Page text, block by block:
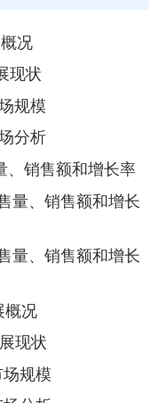
况
现状
规模
分析
、销售额和增长率
量、销售额和增长
量、销售额和增长
概况
现状
规模